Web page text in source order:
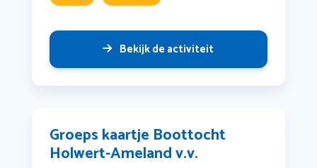
Bekijk de activiteit
Groeps kaartje Boottocht
Holwert-Ameland v.v.